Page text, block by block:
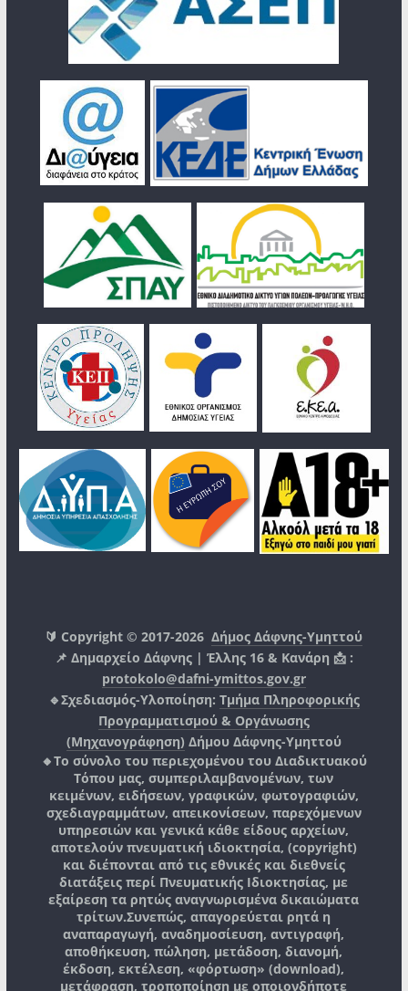
🔰 Copyright © 2017-2026Δήμος Δάφνης-Υμηττού
📌 Δημαρχείο Δάφνης | Έλλης 16 & Κανάρη 📩 :
protokolo@dafni-ymittos.gov.gr
🔹Σχεδιασμός-Υλοποίηση: Τμήμα Πληροφορικής
Προγραμματισμού & Οργάνωσης
(Μηχανογράφηση) Δήμου Δάφνης-Υμηττού
🔸Το σύνολο του περιεχομένου του Διαδικτυακού
Τόπου μας, συμπεριλαμβανομένων, των
κειμένων, ειδήσεων, γραφικών, φωτογραφιών,
σχεδιαγραμμάτων, απεικονίσεων, παρεχόμενων
υπηρεσιών και γενικά κάθε είδους αρχείων,
αποτελούν πνευματική ιδιοκτησία, (copyright)
και διέπονται από τις εθνικές και διεθνείς
διατάξεις περί Πνευματικής Ιδιοκτησίας, με
εξαίρεση τα ρητώς αναγνωρισμένα δικαιώματα
τρίτων.Συνεπώς, απαγορεύεται ρητά η
αναπαραγωγή, αναδημοσίευση, αντιγραφή,
αποθήκευση, πώληση, μετάδοση, διανομή,
έκδοση, εκτέλεση, «φόρτωση» (download),
μετάφραση, τροποποίηση με οποιονδήποτε